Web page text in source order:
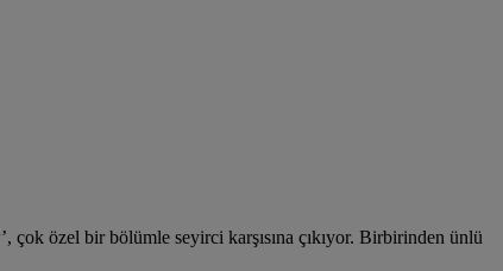
çok özel bir bölümle seyirci karşısına çıkıyor. Birbirinden ünlü